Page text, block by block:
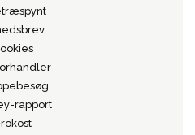
rapport